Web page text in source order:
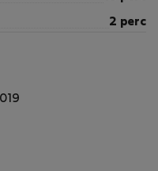
2 perc